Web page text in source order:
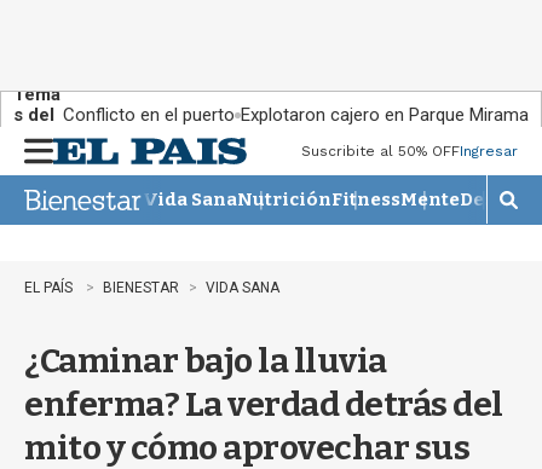
Tema
s del
día:
Conflicto en el puerto Explotaron cajero en Parque Miramar
n
u
Suscribite al 50% OFFIngresar
Vida SanaNutriciónFitnessMente
M
o
EL PAÍS BIENESTAR VIDA SANA
¿Caminar bajo la lluvia
enferma? La verdad detrás del
mito y cómo aprovechar sus